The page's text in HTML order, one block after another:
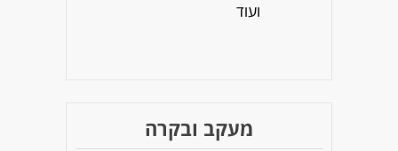
מעקב ובקרה
ועוד